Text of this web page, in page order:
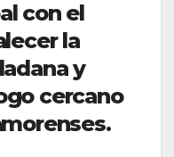
con el
la
y
cercano